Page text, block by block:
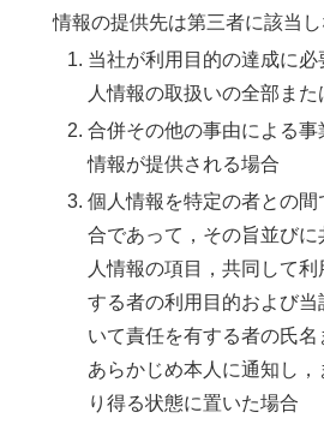
情報の提供先は第三者に該当し
当社が利用目的の達成に
人情報の取扱いの全部ま
合併その他の事由による事
情報が提供される場合
個人情報を特定の者との
合であって，その旨並びに
人情報の項目，共同して
する者の利用目的および
いて責任を有する者の氏名
あらかじめ本人に通知し
り得る状態に置いた場合